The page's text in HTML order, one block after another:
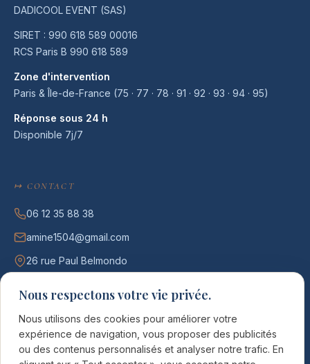
Nous respectons votre vie privée.
Nous utilisons des cookies pour améliorer votre
expérience de navigation, vous proposer des publicités
ou des contenus personnalisés et analyser notre trafic. En
DADICOOL EVENT (SAS)
SIRET : 990 618 589 00016
RCS Paris B 990 618 589
Zone d'intervention
Paris & Île-de-France (75 · 77 · 78 · 91 · 92 · 93 · 94 · 95)
Réponse sous 24 h
Disponible 7j/7
↦ CONTACT
06 12 35 88 38
amine1504@gmail.com
26 rue Paul Belmondo
75012 Paris
7j/7 · 09h – 23h
DEMANDER UN DEVIS →